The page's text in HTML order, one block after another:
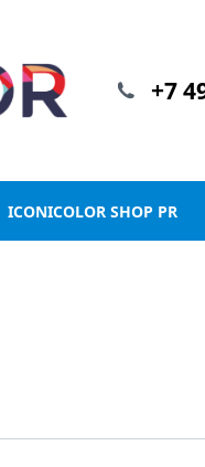
+7
ICONICOLOR SHOP PR